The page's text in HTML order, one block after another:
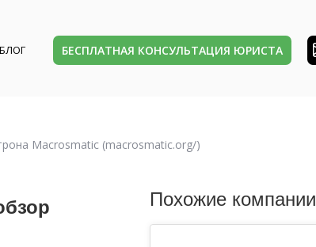
БЛОГ БЕСПЛАТНАЯ КОНСУЛЬТАЦИЯ ЮРИСТА
Macrosmatic (macrosmatic.org/)
Похожие компании